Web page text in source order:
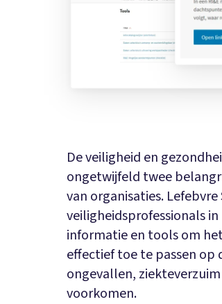
De veiligheid en
ongetwijfeld twee
van organisaties.
veiligheidsprofessionals
informatie en tools om
effectief toe te passen
ongevallen,
voorkomen.